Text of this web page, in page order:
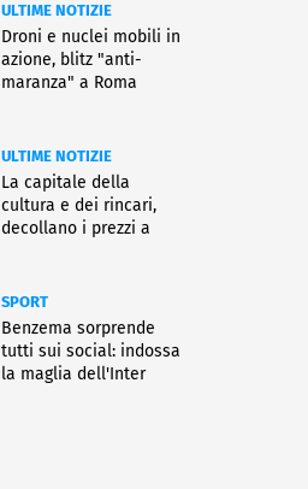
ULTIME NOTIZIE
Droni e nuclei mobili in
azione, blitz "anti-
maranza" a Roma
ULTIME NOTIZIE
La capitale della
cultura e dei rincari,
decollano i prezzi a
SPORT
Benzema sorprende
tutti sui social: indossa
la maglia dell'Inter